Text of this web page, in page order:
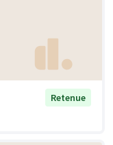
Retenue